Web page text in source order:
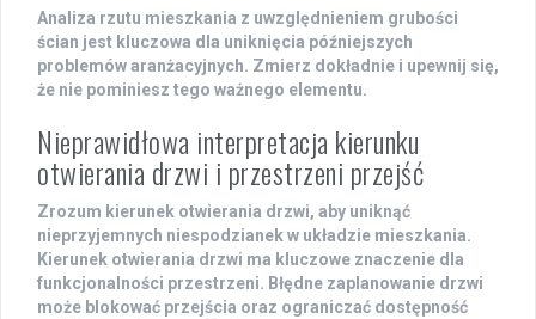
Analiza rzutu mieszkania z uwzględnieniem grubości
ścian jest kluczowa dla uniknięcia późniejszych
problemów aranżacyjnych. Zmierz dokładnie i upewnij się,
że nie pominiesz tego ważnego elementu.
Nieprawidłowa interpretacja kierunku
otwierania drzwi i przestrzeni przejść
Zrozum kierunek otwierania drzwi, aby uniknąć
nieprzyjemnych niespodzianek w układzie mieszkania.
Kierunek otwierania drzwi ma kluczowe znaczenie dla
funkcjonalności przestrzeni. Błędne zaplanowanie drzwi
może blokować przejścia oraz ograniczać dostępność